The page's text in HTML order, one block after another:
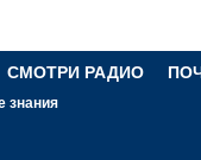
СМОТРИ РАДИО
знания